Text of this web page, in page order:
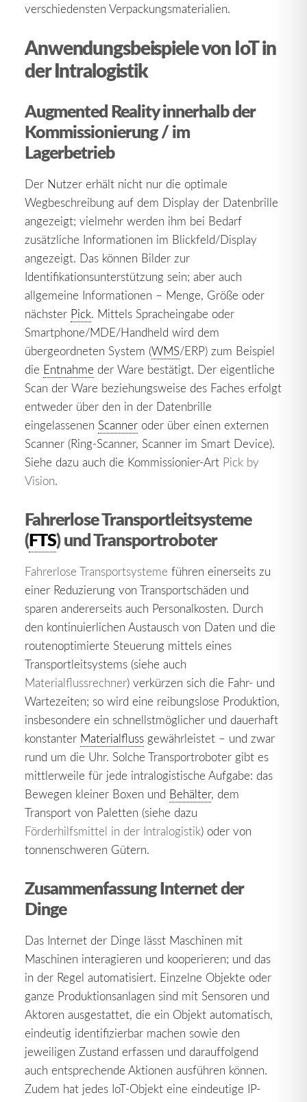
verschiedensten Verpackungsmaterialien.
Anwendungsbeispiele von IoT in
der Intralogistik
Augmented Reality innerhalb der
Kommissionierung / im
Lagerbetrieb
Der Nutzer erhält nicht nur die optimale
Wegbeschreibung auf dem Display der Datenbrille
angezeigt; vielmehr werden ihm bei Bedarf
zusätzliche Informationen im Blickfeld/Display
angezeigt. Das können Bilder zur
Identifikationsunterstützung sein; aber auch
allgemeine Informationen – Menge, Größe oder
nächster Pick. Mittels Spracheingabe oder
Smartphone/MDE/Handheld wird dem
übergeordneten System (WMS/ERP) zum Beispiel
die Entnahme der Ware bestätigt. Der eigentliche
Scan der Ware beziehungsweise des Faches erfolgt
entweder über den in der Datenbrille
eingelassenen Scanner oder über einen externen
Scanner (Ring-Scanner, Scanner im Smart Device).
Siehe dazu auch die Kommissionier-Art Pick by
Vision.
Fahrerlose Transportleitsysteme
(FTS) und Transportroboter
Fahrerlose Transportsysteme führen einerseits zu
einer Reduzierung von Transportschäden und
sparen andererseits auch Personalkosten. Durch
den kontinuierlichen Austausch von Daten und die
routenoptimierte Steuerung mittels eines
Transportleitsystems (siehe auch
Materialflussrechner) verkürzen sich die Fahr- und
Wartezeiten; so wird eine reibungslose Produktion,
insbesondere ein schnellstmöglicher und dauerhaft
konstanter Materialfluss gewährleistet – und zwar
rund um die Uhr. Solche Transportroboter gibt es
mittlerweile für jede intralogistische Aufgabe: das
Bewegen kleiner Boxen und Behälter, dem
Transport von Paletten (siehe dazu
Förderhilfsmittel in der Intralogistik) oder von
tonnenschweren Gütern.
Zusammenfassung Internet der
Dinge
Das Internet der Dinge lässt Maschinen mit
Maschinen interagieren und kooperieren; und das
in der Regel automatisiert. Einzelne Objekte oder
ganze Produktionsanlagen sind mit Sensoren und
Aktoren ausgestattet, die ein Objekt automatisch,
eindeutig identifizierbar machen sowie den
jeweiligen Zustand erfassen und darauffolgend
auch entsprechende Aktionen ausführen können.
Zudem hat jedes IoT-Objekt eine eindeutige IP-